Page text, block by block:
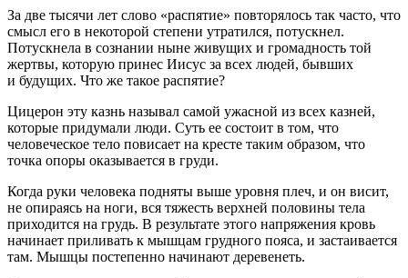
За две тысячи лет слово «распятие» повторялось так часто, что
смысл его в некоторой степени утратился, потускнел.
Потускнела в сознании ныне живущих и громадность той
жертвы, которую принес Иисус за всех людей, бывших
и будущих. Что же такое распятие?
Цицерон эту казнь называл самой ужасной из всех казней,
которые придумали люди. Суть ее состоит в том, что
человеческое тело повисает на кресте таким образом, что
точка опоры оказывается в груди.
Когда руки человека подняты выше уровня плеч, и он висит,
не опираясь на ноги, вся тяжесть верхней половины тела
приходится на грудь. В результате этого напряжения кровь
начинает приливать к мышцам грудного пояса, и застаивается
там. Мышцы постепенно начинают деревенеть.